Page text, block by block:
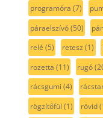
programóra (7)
páraelszívó(50)
relé (5) retesz (1)
rozetta (11) rugó
rácsgumi (4)
rögzítőfül (1) rövid